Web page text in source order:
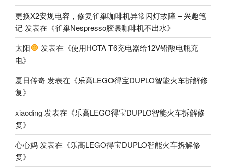
更换X2安规电容，修复雀巢咖啡机异常闪灯故障 – 兴趣笔
记 发表在《雀巢Nespresso胶囊咖啡机不出水》
太阳
发表在《使用HOTA T6充电器给12V铅酸电瓶充
电》
夏日传奇 发表在《乐高LEGO得宝DUPLO智能火车拆解修
复》
xiaoding 发表在《乐高LEGO得宝DUPLO智能火车拆解修
复》
心心妈 发表在《乐高LEGO得宝DUPLO智能火车拆解修
复》